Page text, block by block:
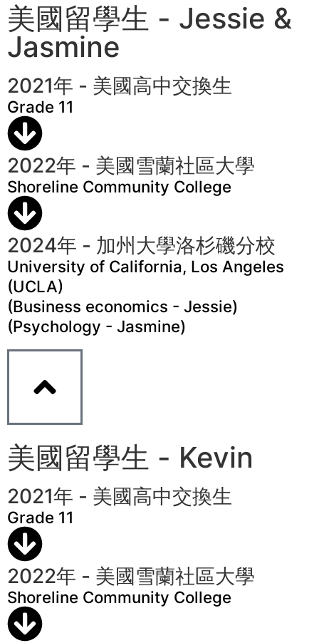
美國留學生 - Jessie &
Jasmine
2021年 - 美國高中交換生
Grade 11
2022年 - 美國雪蘭社區大學
Shoreline Community College
2024年 - 加州大學洛杉磯分校
University of California, Los Angeles
(UCLA)
(Business economics - Jessie)
(Psychology - Jasmine)
美國留學生 - Kevin
2021年 - 美國高中交換生
Grade 11
2022年 - 美國雪蘭社區大學
Shoreline Community College